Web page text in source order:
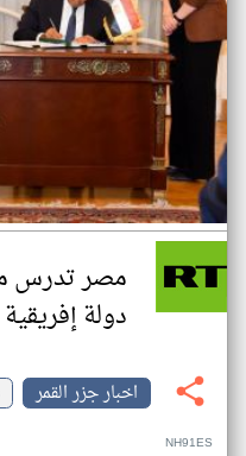
مصر تدرس
دولة إفريقية
اخبار جزر القمر
NH91ES